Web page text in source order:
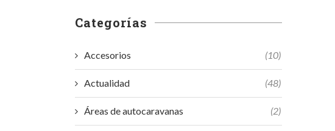
Categorías
Accesorios (10)
Actualidad (48)
Áreas de autocaravanas (2)